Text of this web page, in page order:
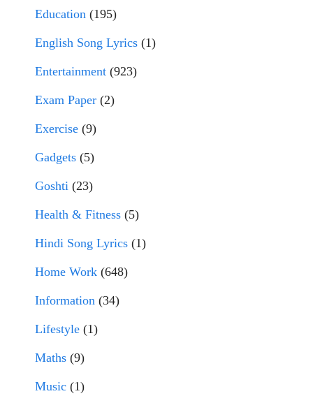
Education (195)
English Song Lyrics (1)
Entertainment (923)
Exam Paper (2)
Exercise (9)
Gadgets (5)
Goshti (23)
Health & Fitness (5)
Hindi Song Lyrics (1)
Home Work (648)
Information (34)
Lifestyle (1)
Maths (9)
Music (1)